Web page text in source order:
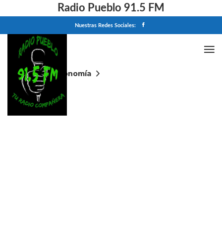
Radio Pueblo 91.5 FM
Nuestras Redes Sociales:
Home
Economía
¿Se agotó el rebote económico en abril? Advierten
que el ajuste fiscal llega al límite y fuerza nuevas
estrategias